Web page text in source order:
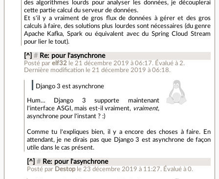
des algorithmes lourds pour analyser les données, je découplerai
cette partie calcul du serveur de données.
Et s'il y a vraiment de gros flux de données à gérer et des gros
calculs à faire, des solutions plus lourdes sont nécessaires (du genre
Apache Kafka, Spark ou équivalent avec du Spring Cloud Stream
pour lier le tout).
[^] # Re: pour l'asynchrone
Posté par elf32 le 21 décembre 2019 à 06:17. Évalué à 2.
Dernière modification le 21 décembre 2019 à 06:18.
Django 3 est asynchrone
Hum… Django 3 supporte maintenant
l'interface ASGI, mais est-il vraiment, vraiment,
asynchrone pour l'instant ? :)
Comme tu l'expliques bien, il y a encore des choses à faire. En
attendant, je ne dirais pas que Django 3 est asynchrone de façon
utile dans le cas présent.
[^] # Re: pour l'asynchrone
Posté par Destop le 23 décembre 2019 à 11:27. Évalué à0.